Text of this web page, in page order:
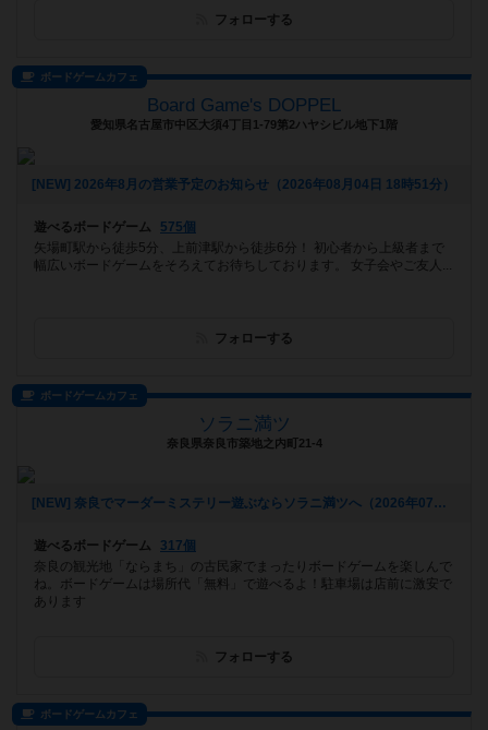
フォローする
ボードゲームカフェ
Board Game's DOPPEL
愛知県名古屋市中区大須4丁目1-79第2ハヤシビル地下1階
[NEW] 2026年8月の営業予定のお知らせ（2026年08月04日 18時51分）
遊べるボードゲーム
575個
矢場町駅から徒歩5分、上前津駅から徒歩6分！ 初心者から上級者まで
幅広いボードゲームをそろえてお待ちしております。 女子会やご友人...
フォローする
ボードゲームカフェ
ソラニ満ツ
奈良県奈良市築地之内町21-4
[NEW] 奈良でマーダーミステリー遊ぶならソラニ満ツへ（2026年07月26日 15時04分）
遊べるボードゲーム
317個
奈良の観光地「ならまち」の古民家でまったりボードゲームを楽しんで
ね。ボードゲームは場所代「無料」で遊べるよ！駐車場は店前に激安で
あります
フォローする
ボードゲームカフェ